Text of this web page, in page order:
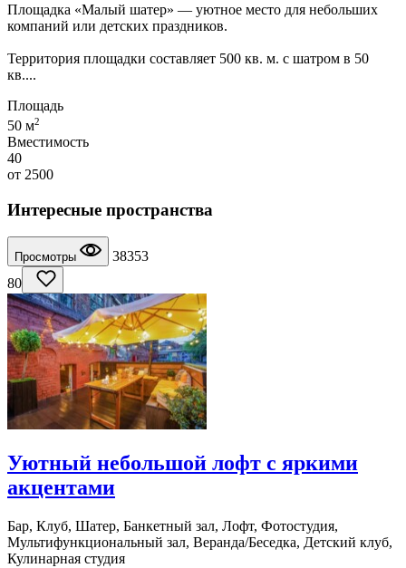
Площадка «Малый шатер» — уютное место для небольших
компаний или детских праздников.
Территория площадки составляет 500 кв. м. с шатром в 50
кв....
Площадь
50 м2
Вместимость
40
от 2500
Интересные пространства
Просмотры
38353
80
Уютный небольшой лофт с яркими
акцентами
Бар, Клуб, Шатер, Банкетный зал, Лофт, Фотостудия,
Мультифункциональный зал, Веранда/Беседка, Детский клуб,
Кулинарная студия